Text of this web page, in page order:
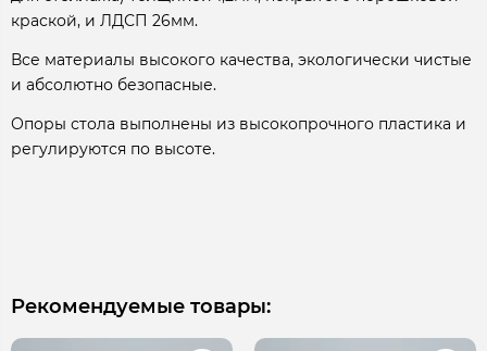
краской, и ЛДСП 26мм.
Все материалы высокого качества, экологически чистые
и абсолютно безопасные.
Опоры стола выполнены из высокопрочного пластика и
регулируются по высоте.
Рекомендуемые товары: